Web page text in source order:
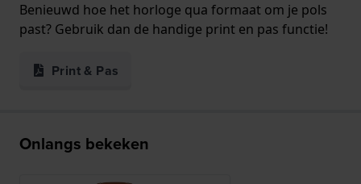
Benieuwd hoe het horloge qua formaat om je pols
past? Gebruik dan de handige print en pas functie!
Print & Pas
Onlangs bekeken